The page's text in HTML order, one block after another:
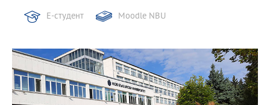
Е-студент Moodle NBU